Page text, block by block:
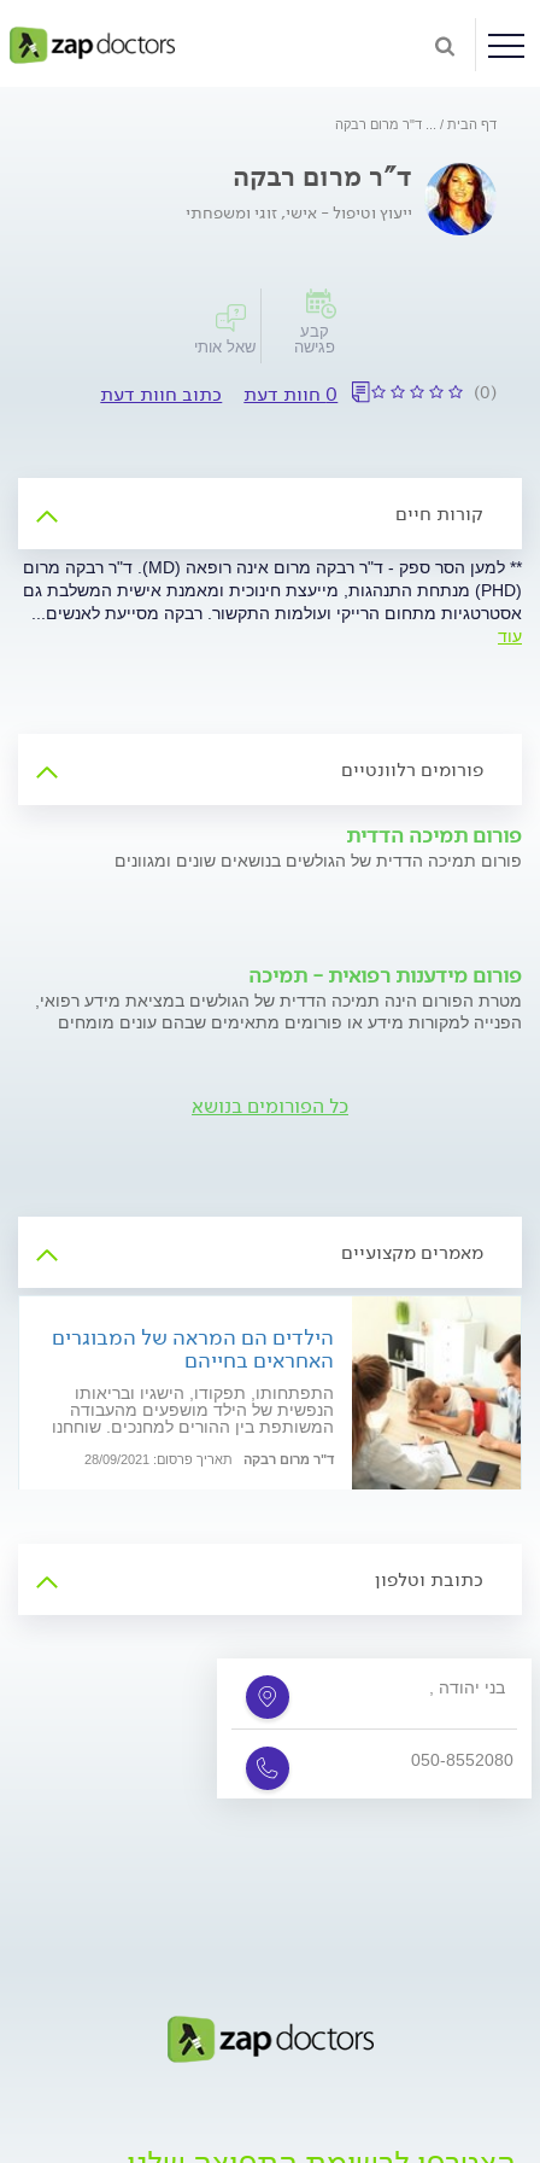
דף הבית ד"ר מרום רבקה
ד"ר מרום רבקה
ייעוץ וטיפול - אישי, זוגי ומשפחתי
קבע
פגישה
שאל אותי
(0) 0 חוות דעת כתוב חוות דעת
קורות חיים
** למען הסר ספק - ד"ר רבקה מרום אינה רופאה (MD). ד"ר רבקה מרום
(PHD) מנתחת התנהגות, מייעצת חינוכית ומאמנת אישית המשלבת גם
אסטרטגיות מתחום הרייקי ועולמות התקשור. רבקה מסייעת לאנשים
עוד
פורומים רלוונטיים
פורום תמיכה הדדית
פורום תמיכה הדדית של הגולשים בנושאים שונים ומגוונים
פורום מידענות רפואית - תמיכה
מטרת הפורום הינה תמיכה הדדית של הגולשים במציאת מידע רפואי,
הפנייה למקורות מידע או פורומים מתאימים שבהם עונים מומחים
כל הפורומים בנושא
מאמרים מקצועיים
הילדים הם המראה של המבוגרים
האחראים בחייהם
התפתחותו, תפקודו, הישגיו ובריאותו
הנפשית של הילד מושפעים מהעבודה
המשותפת בין ההורים למחנכים. שוחחנו
מנתחת התנהגות ויועצת חינוכית, על
ד"ר מרום רבקה תאריך פרסום: 28/09/2021
כתובת וטלפון
, בני יהודה
050-8552080